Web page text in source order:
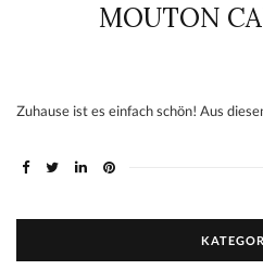
MOUTON
Zuhause ist es einfach schön! Aus